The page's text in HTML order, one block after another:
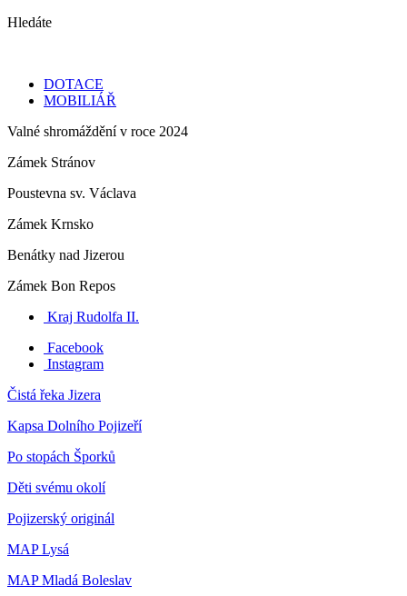
Hledáte
DOTACE
MOBILIÁŘ
Valné shromáždění v roce 2024
Zámek Stránov
Poustevna sv. Václava
Zámek Krnsko
Benátky nad Jizerou
Zámek Bon Repos
Kraj Rudolfa II.
Facebook
Instagram
Čistá řeka Jizera
Kapsa Dolního Pojizeří
Po stopách Šporků
Děti svému okolí
Pojizerský originál
MAP Lysá
MAP Mladá Boleslav